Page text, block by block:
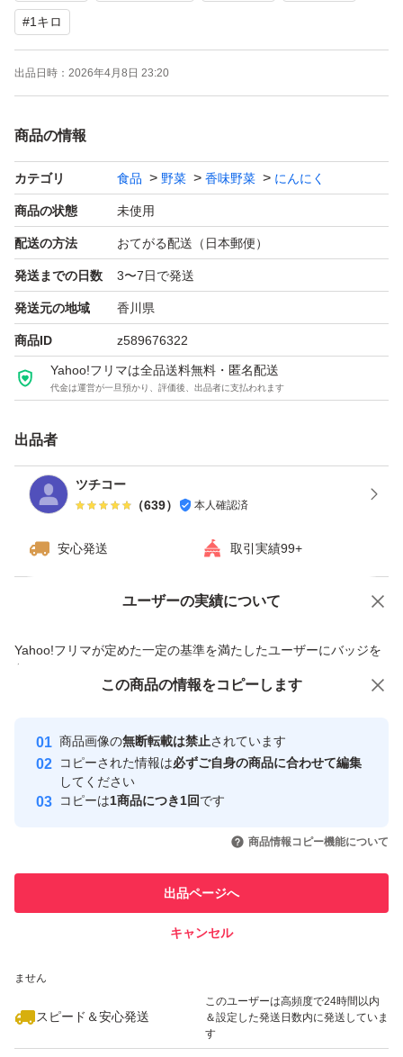
#1キロ
出品日時： 2026年4月8日 23:20
商品の情報
カテゴリ 食品 野菜 香味野菜 にんにく
商品の状態 未使用
配送の方法 おてがる配送（日本郵便）
発送までの日数 3〜7日で発送
発送元の地域 香川県
商品ID z589676322
Yahoo!フリマは全品送料無料・匿名配送
代金は運営が一旦預かり、評価後、出品者に支払われます
出品者
ツチコー
（639） 本人確認済
安心発送 取引実績99+
ユーザーの実績について
Yahoo!フリマが定めた一定の基準を満たしたユーザーにバッジを
付与しています
安心取引出品者
心・安全なユーザーです
取引実績
引を完了させた実績があります
での取引実績があります
ません
スピード＆安心発送
このユーザーは高頻度で24時間以内
＆設定した発送日数内に発送していま
す
価格の相談 商品への質問
この商品の情報をコピーします
商品画像の無断転載は禁止されています
コピーされた情報は必ずご自身の商品に合わせて編集
してください
コピーは1商品につき1回です
商品情報コピー機能について
出品ページへ
キャンセル
この商品をみている人にオススメ